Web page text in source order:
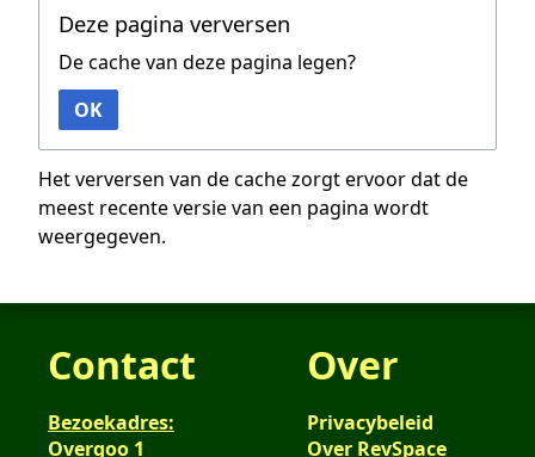
Deze pagina verversen
De cache van deze pagina legen?
OK
Het verversen van de cache zorgt ervoor dat de
meest recente versie van een pagina wordt
weergegeven.
Contact
Bezoekadres:
Overgoo 1
Over
Privacybeleid
Over RevSpace